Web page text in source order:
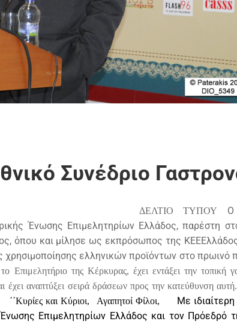
Συνέδριο
ΔΕΛΤΙΟ ΤΥΠΟΥ
Ο
Ένωσης Επιμελητηρίων Ελλάδος, παρέστη
όπου και μίλησε ως εκπρόσωπος της
ελληνικών προϊόντων στο πρωινό
Επιμελητήριο της Κέρκυρας, έχει εντάξει την τοπική
αναπτύξει σειρά δράσεων προς την κατεύθυνση αυτή.
΄΄Κυρίες και Κύριοι, Αγαπητοί Φίλοι,
Με
Επιμελητηρίων Ελλάδος και τον Πρόεδρό